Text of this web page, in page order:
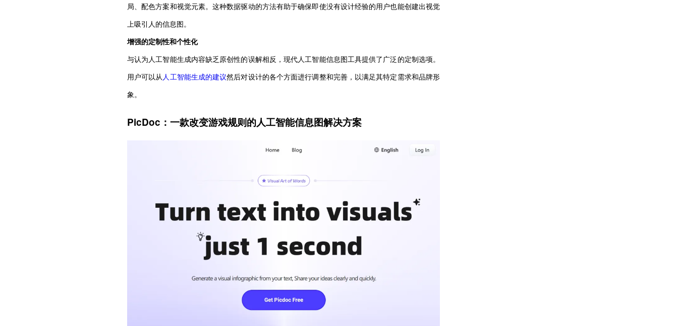
局、配色方案和视觉元素。这种数据驱动的方法有助于确保即使没有设计经验的用户也能创建出视觉
上吸引人的信息图。
增强的定制性和个性化
与认为人工智能生成内容缺乏原创性的误解相反，现代人工智能信息图工具提供了广泛的定制选项。
用户可以从 人工智能生成的建议然后对设计的各个方面进行调整和完善，以满足其特定需求和品牌形
象。
PicDoc：一款改变游戏规则的人工智能信息图解决方案